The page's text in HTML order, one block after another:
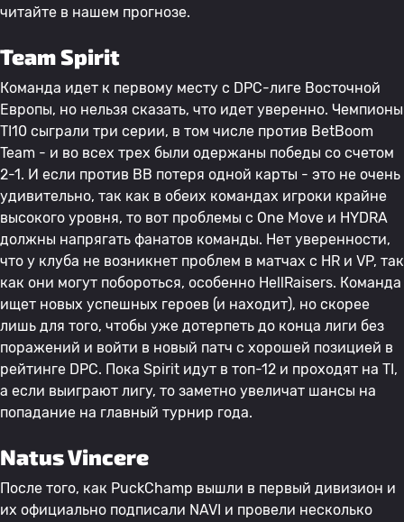
читайте в нашем прогнозе.
Team Spirit
Команда идет к первому месту с DPC-лиге Восточной
Европы, но нельзя сказать, что идет уверенно. Чемпионы
TI10 сыграли три серии, в том числе против BetBoom
Team - и во всех трех были одержаны победы со счетом
2-1. И если против BB потеря одной карты - это не очень
удивительно, так как в обеих командах игроки крайне
высокого уровня, то вот проблемы с One Move и HYDRA
должны напрягать фанатов команды. Нет уверенности,
что у клуба не возникнет проблем в матчах с HR и VP, так
как они могут побороться, особенно HellRaisers. Команда
ищет новых успешных героев (и находит), но скорее
лишь для того, чтобы уже дотерпеть до конца лиги без
поражений и войти в новый патч с хорошей позицией в
рейтинге DPC. Пока Spirit идут в топ-12 и проходят на TI,
а если выиграют лигу, то заметно увеличат шансы на
попадание на главный турнир года.
Natus Vincere
После того, как PuckChamp вышли в первый дивизион и
их официально подписали NAVI и провели несколько